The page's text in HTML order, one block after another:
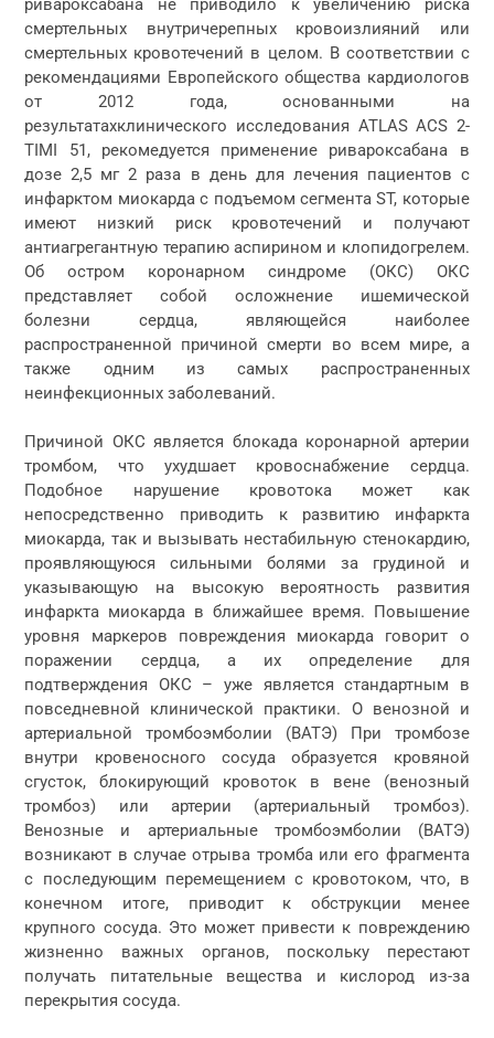
ривароксабана не приводило к увеличению риска
смертельных внутричерепных кровоизлияний или
смертельных кровотечений в целом. В соответствии с
рекомендациями Европейского общества кардиологов
от 2012 года, основанными на
результатахклинического исследования ATLAS ACS 2-
TIMI 51, рекомедуется применение ривароксабана в
дозе 2,5 мг 2 раза в день для лечения пациентов с
инфарктом миокарда с подъемом сегмента ST, которые
имеют низкий риск кровотечений и получают
антиагрегантную терапию аспирином и клопидогрелем.
Об остром коронарном синдроме (ОКС) ОКС
представляет собой осложнение ишемической
болезни сердца, являющейся наиболее
распространенной причиной смерти во всем мире, а
также одним из самых распространенных
неинфекционных заболеваний.
Причиной ОКС является блокада коронарной артерии
тромбом, что ухудшает кровоснабжение сердца.
Подобное нарушение кровотока может как
непосредственно приводить к развитию инфаркта
миокарда, так и вызывать нестабильную стенокардию,
проявляющуюся сильными болями за грудиной и
указывающую на высокую вероятность развития
инфаркта миокарда в ближайшее время. Повышение
уровня маркеров повреждения миокарда говорит о
поражении сердца, а их определение для
подтверждения ОКС – уже является стандартным в
повседневной клинической практики. О венозной и
артериальной тромбоэмболии (ВАТЭ) При тромбозе
внутри кровеносного сосуда образуется кровяной
сгусток, блокирующий кровоток в вене (венозный
тромбоз) или артерии (артериальный тромбоз).
Венозные и артериальные тромбоэмболии (ВАТЭ)
возникают в случае отрыва тромба или его фрагмента
с последующим перемещением с кровотоком, что, в
конечном итоге, приводит к обструкции менее
крупного сосуда. Это может привести к повреждению
жизненно важных органов, поскольку перестают
получать питательные вещества и кислород из-за
перекрытия сосуда.